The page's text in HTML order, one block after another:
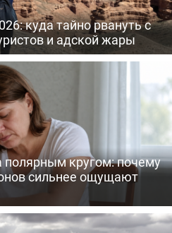
куда тайно рвануть с
и адской жары
кругом: почему
сильнее ощущают